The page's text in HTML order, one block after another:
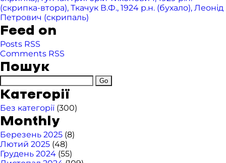
(скрипка-втора), Ткачук В.Ф., 1924 р.н. (бухало), Леонід
Петрович (скрипаль)
Feed on
Posts RSS
Comments RSS
Пошук
Категорії
Без категорії (300)
Monthly
Березень 2025 (8)
Лютий 2025 (48)
Грудень 2024 (55)